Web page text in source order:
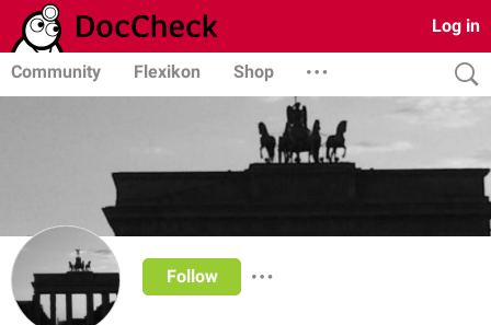
Log in
Community Flexikon Shop
Follow